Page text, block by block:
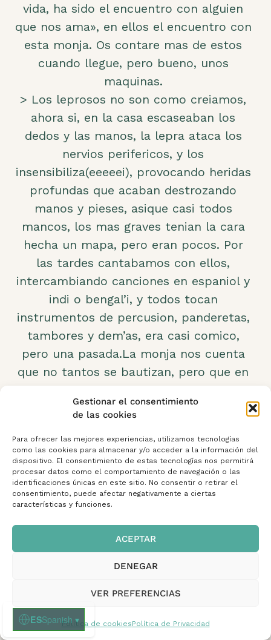
Gestionar el consentimiento
de las cookies
Para ofrecer las mejores experiencias, utilizamos tecnologías
como las cookies para almacenar y/o acceder a la información del
dispositivo. El consentimiento de estas tecnologías nos permitirá
procesar datos como el comportamiento de navegación o las
identificaciones únicas en este sitio. No consentir o retirar el
consentimiento, puede afectar negativamente a ciertas
características y funciones.
ACEPTAR
DENEGAR
VER PREFERENCIAS
Política de cookiesPolítica de Privacidad
vida, ha sido el encuentro con alguien
que nos ama», en ellos el encuentro con
esta monja. Os contare mas de estos
cuando llegue, pero bueno, unos
maquinas.
> Los leprosos no son como creiamos,
ahora si, en la casa escaseaban los
dedos y las manos, la lepra ataca los
nervios perifericos, y los
insensibiliza(eeeeei), provocando heridas
profundas que acaban destrozando
manos y pieses, asique casi todos
mancos, los mas graves tenian la cara
hecha un mapa, pero eran pocos. Por
las tardes cantabamos con ellos,
intercambiando canciones en espaniol y
indi o bengal’i, y todos tocan
instrumentos de percusion, panderetas,
tambores y dem’as, era casi comico,
pero una pasada.La monja nos cuenta
que no tantos se bautizan, pero que en
la primera cosa que me sorprendio de la
santu se bautiz’o pero bisu no, y como
hijos suyos, no tenia preferencia por
ninguno. Otra cosa que nbos conto era
que los bloques de casos «menos
semanalmente, lo que implica echar a
gente, y por lo visto es un drama. Me
sorprendio que conocia a todos los
enfermos, cuando apartentemente es
mas facil no relacionarte con ellos, para
no sufrir el dia en que toca echarles,
ESSpanish ▾